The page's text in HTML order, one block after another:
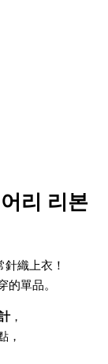
리 리본
針織上衣！
單品。
，
，